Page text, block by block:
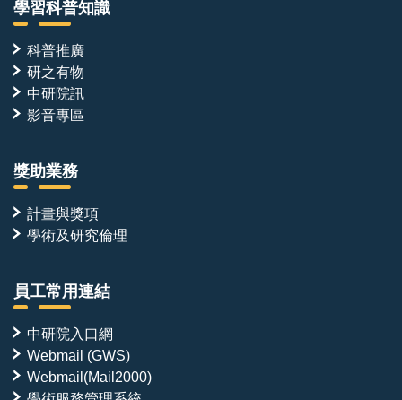
學習科普知識
科普推廣
研之有物
中研院訊
影音專區
獎助業務
計畫與獎項
學術及研究倫理
員工常用連結
中研院入口網
Webmail (GWS)
Webmail(Mail2000)